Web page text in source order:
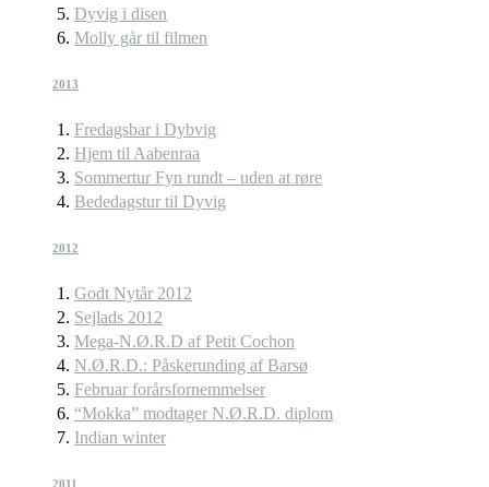
Dyvig i disen
Molly går til filmen
2013
Fredagsbar i Dybvig
Hjem til Aabenraa
Sommertur Fyn rundt – uden at røre
Bededagstur til Dyvig
2012
Godt Nytår 2012
Sejlads 2012
Mega-N.Ø.R.D af Petit Cochon
N.Ø.R.D.: Påskerunding af Barsø
Februar forårsfornemmelser
“Mokka” modtager N.Ø.R.D. diplom
Indian winter
2011